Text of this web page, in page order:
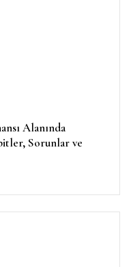
Alanında
Sorunlar ve